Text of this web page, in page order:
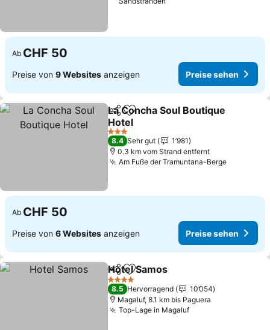
Ab CHF 50
Preise von 9 Websites anzeigen Preise sehen
TeilenZu Favoriten hinzufügen
La Concha Soul Boutique
Hotel
3 Sterne
8.4 Sehr gut
1’981
0.3 km vom Strand entfernt
Am Fuße der Tramuntana-Berge
Ab CHF 50
Preise von 6 Websites anzeigen Preise sehen
TeilenZu Favoriten hinzufügen
Hotel Samos
4 Sterne
8.5 Hervorragend
10’054
Magaluf, 8.1 km bis Paguera
Top-Lage in Magaluf